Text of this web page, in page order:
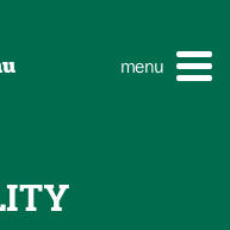
menu